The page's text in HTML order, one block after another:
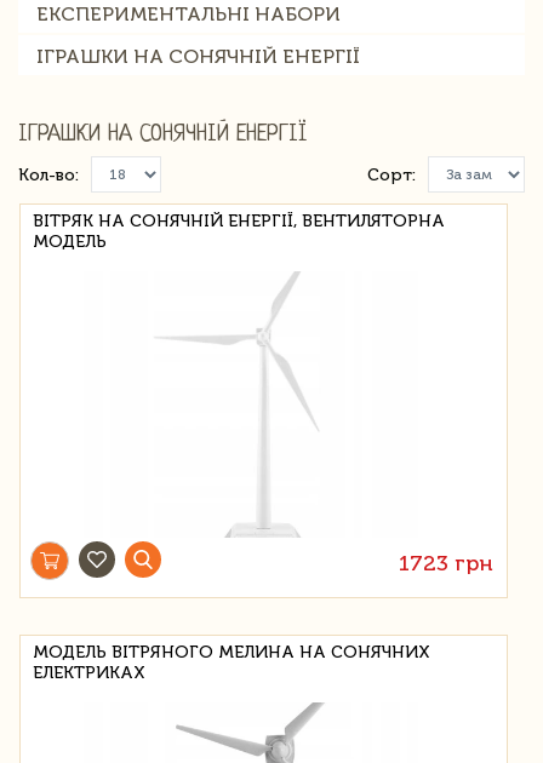
ЕКСПЕРИМЕНТАЛЬНІ НАБОРИ
ІГРАШКИ НА СОНЯЧНІЙ ЕНЕРГІЇ
ІГРАШКИ НА СОНЯЧНІЙ ЕНЕРГІЇ
Кол-во: Сорт:
ВІТРЯК НА СОНЯЧНІЙ ЕНЕРГІЇ, ВЕНТИЛЯТОРНА
МОДЕЛЬ
1723 грн
МОДЕЛЬ ВІТРЯНОГО МЕЛИНА НА СОНЯЧНИХ
ЕЛЕКТРИКАХ